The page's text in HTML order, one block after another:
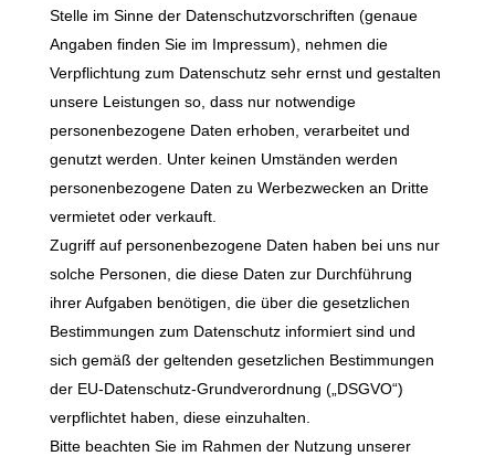
Stelle im Sinne der Datenschutzvorschriften (genaue
Angaben finden Sie im Impressum), nehmen die
Verpflichtung zum Datenschutz sehr ernst und gestalten
unsere Leistungen so, dass nur notwendige
personenbezogene Daten erhoben, verarbeitet und
genutzt werden. Unter keinen Umständen werden
personenbezogene Daten zu Werbezwecken an Dritte
vermietet oder verkauft.
Zugriff auf personenbezogene Daten haben bei uns nur
solche Personen, die diese Daten zur Durchführung
ihrer Aufgaben benötigen, die über die gesetzlichen
Bestimmungen zum Datenschutz informiert sind und
sich gemäß der geltenden gesetzlichen Bestimmungen
der EU-Datenschutz-Grundverordnung („DSGVO“)
verpflichtet haben, diese einzuhalten.
Bitte beachten Sie im Rahmen der Nutzung unserer